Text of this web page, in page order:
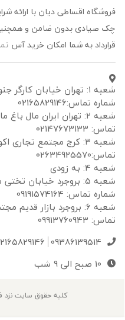
فروشگاه اقساطی دیان با ارائه
چک صیادی بدون ضامن و
قرارداد به شما امکان خرید آس
شعبه ۱: تهران خیابان
شماره تماس:02165829146
تماس: 02147673133
شعبه ۳: کرج مجتمع
تماس:02634925570
شعبه 4: به زودی
شعبه 5: بروجرد خیابان
شماره تماس: 09191574164
تماس: 09913760943
09386139514
10 صبح الی 9 شب
کلیه حقوق سایت